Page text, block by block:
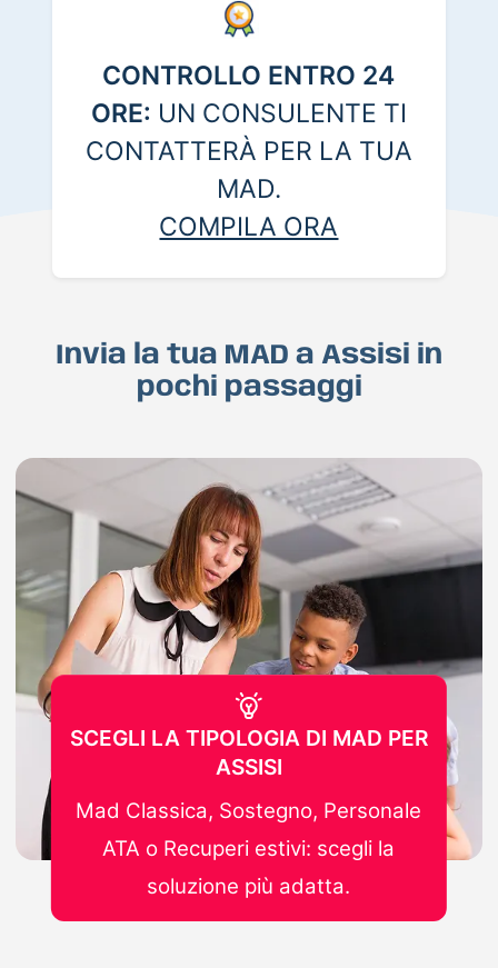
CONTROLLO ENTRO 24
ORE: UN CONSULENTE TI
CONTATTERÀ PER LA TUA
MAD.
COMPILA ORA
Invia la tua MAD a Assisi in
pochi passaggi
SCEGLI LA TIPOLOGIA DI MAD PER
ASSISI
Mad Classica, Sostegno, Personale
ATA o Recuperi estivi: scegli la
soluzione più adatta.